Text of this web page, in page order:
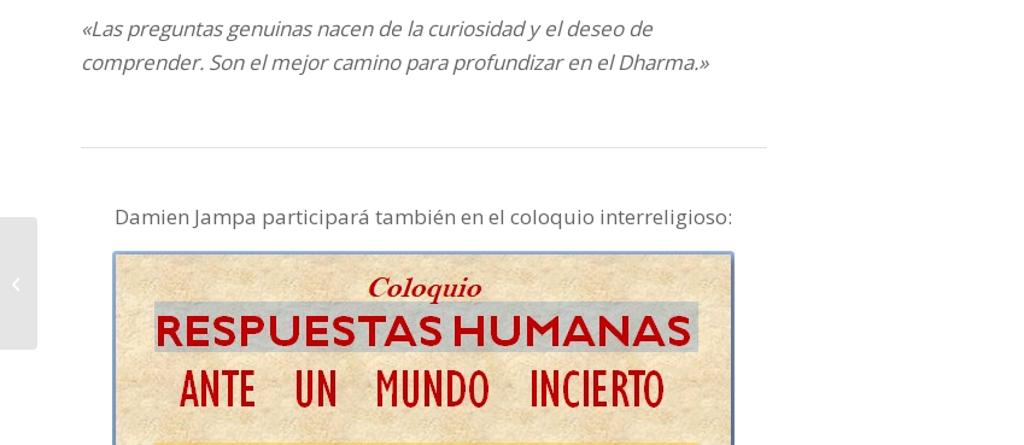
«Las preguntas genuinas nacen de la curiosidad y el deseo de
comprender. Son el mejor camino para profundizar en el Dharma.»
Damien Jampa participará también en el coloquio interreligioso:
Coloquio interreligioso
– Sábado 7 de junio a